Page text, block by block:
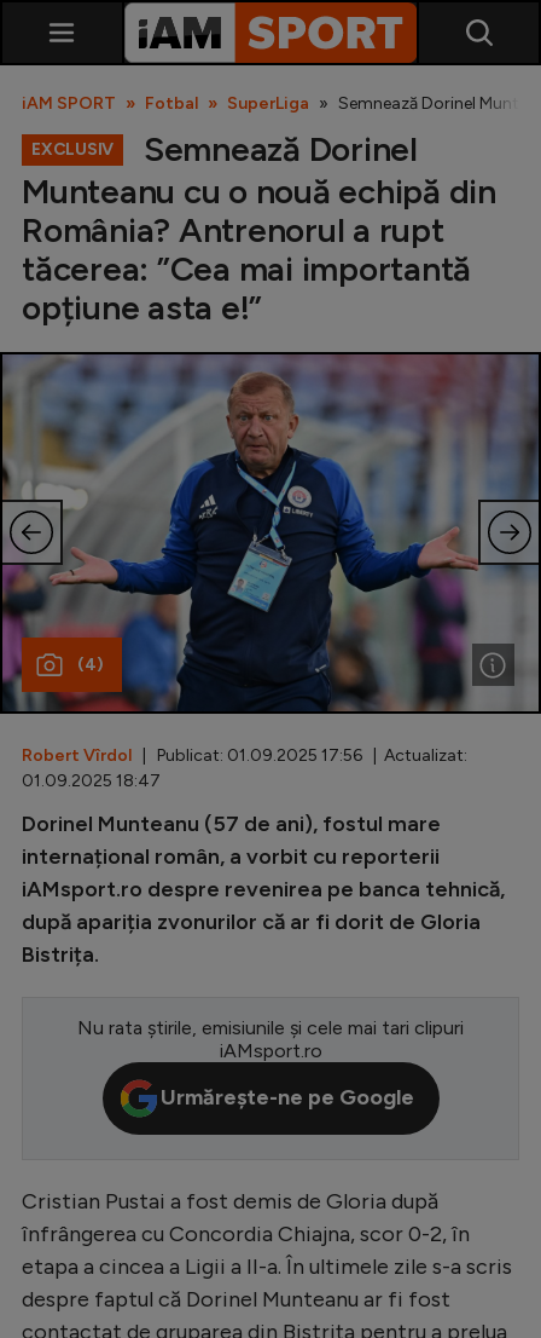
SuperLiga
Liga 2
Cupa României
Echipa Națională
U21
Fotbal feminin
Special
Diverse
Inedit
Clasamente
Champions League
Europa League
Premier League
Serie A
Ligue 1
Starurile fotbalului
iAM SPORT Fotbal SuperLiga Semnează Dorinel
EXCLUSIV
Semnează Dorinel
Munteanu cu o nouă echipă din
România? Antrenorul a rupt
tăcerea: ”Cea mai importantă
opțiune asta e!”
(4)
Robert Vîrdol | Publicat: 01.09.2025 17:56 | Actualizat:
01.09.2025 18:47
Dorinel Munteanu (57 de ani), fostul mare
internațional român, a vorbit cu reporterii
iAMsport.ro despre revenirea pe banca tehnică,
după apariția zvonurilor că ar fi dorit de Gloria
Bistrița.
Nu rata știrile, emisiunile și cele mai tari clipuri
iAMsport.ro
Urmărește-ne pe Google
Cristian Pustai a fost demis de Gloria după
înfrângerea cu Concordia Chiajna, scor 0-2, în
etapa a cincea a Ligii a II-a. În ultimele zile s-a scris
despre faptul că Dorinel Munteanu ar fi fost
contactat de gruparea din Bistrița pentru a prelua